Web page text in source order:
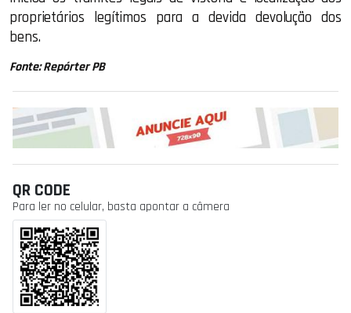
proprietários legítimos para a devida devolução dos
bens.
Fonte: Repórter PB
QR CODE
Para ler no celular, basta apontar a câmera